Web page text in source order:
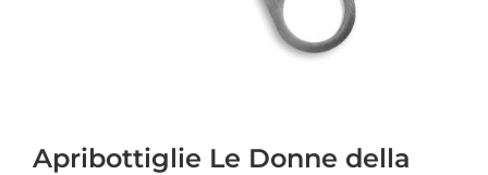
Apribottiglie Le Donne della